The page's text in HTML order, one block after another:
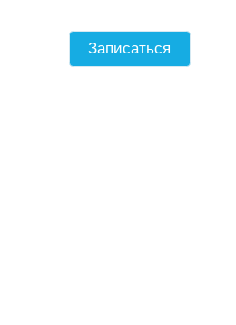
Записаться